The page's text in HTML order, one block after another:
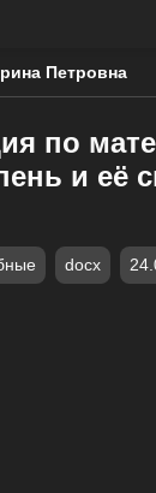
Петровна
по
и её
docx